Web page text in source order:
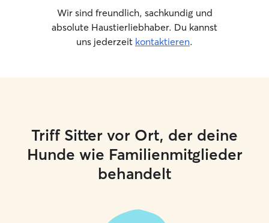
Wir sind freundlich, sachkundig und
absolute Haustierliebhaber. Du kannst
uns jederzeit kontaktieren.
Triff Sitter vor Ort, der deine
Hunde wie Familienmitglieder
behandelt